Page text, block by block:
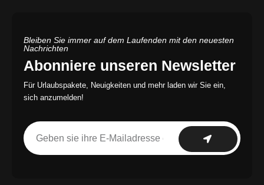
Bleiben Sie immer auf dem Laufenden mit den neuesten
Nachrichten
Abonniere unseren Newsletter
Für Urlaubspakete, Neuigkeiten und mehr laden wir Sie ein,
sich anzumelden!